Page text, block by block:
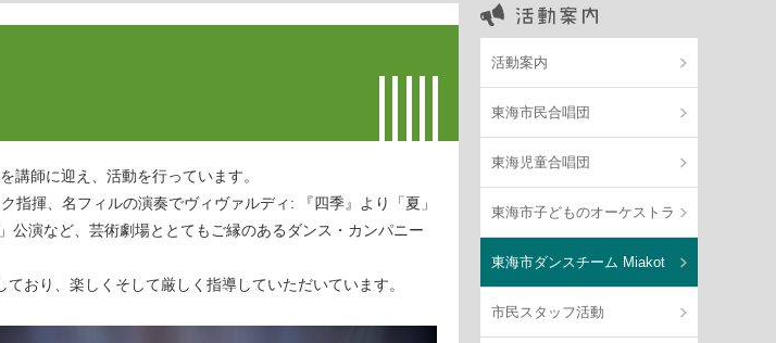
師に迎え、活動を行っています。
揮、名フィルの演奏でヴィヴァルディ: 『四季』より「夏」
演など、芸術劇場ととてもご縁のあるダンス・カンパニー
おり、楽しくそして厳しく指導していただいています。
活動案内
東海市民合唱団
東海児童合唱団
東海市子どものオーケストラ
東海市ダンスチーム Miakot
市民スタッフ活動